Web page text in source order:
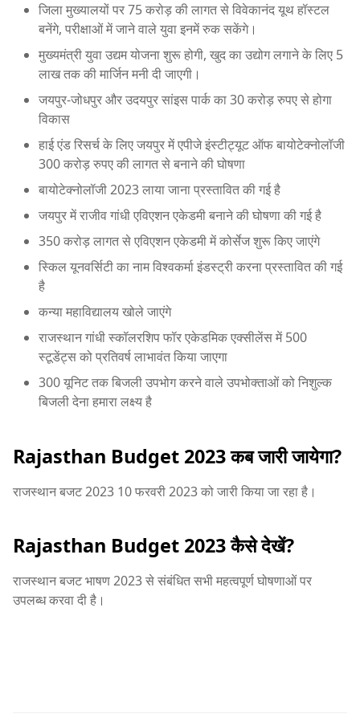
जिला मुख्यालयों पर 75 करोड़ की लागत से विवेकानंद यूथ हॉस्टल
बनेंगे, परीक्षाओं में जाने वाले युवा इनमें रुक सकेंगे।
मुख्यमंत्री युवा उद्यम योजना शुरू होगी, खुद का उद्योग लगाने के लिए 5
लाख तक की मार्जिन मनी दी जाएगी।
जयपुर-जोधपुर और उदयपुर सांइस पार्क का 30 करोड़ रुपए से होगा
विकास
हाई एंड रिसर्च के लिए जयपुर में एपीजे इंस्टीट्यूट ऑफ बायोटेक्नोलॉजी
300 करोड़ रुपए की लागत से बनाने की घोषणा
बायोटेक्नोलॉजी 2023 लाया जाना प्रस्तावित की गई है
जयपुर में राजीव गांधी एविएशन एकेडमी बनाने की घोषणा की गई है
350 करोड़ लागत से एविएशन एकेडमी में कोर्सेज शुरू किए जाएंगे
स्किल यूनवर्सिटी का नाम विश्वकर्मा इंडस्ट्री करना प्रस्तावित की गई
है
कन्या महाविद्यालय खोले जाएंगे
राजस्थान गांधी स्कॉलरशिप फॉर एकेडमिक एक्सीलेंस में 500
स्टूडेंट्स को प्रतिवर्ष लाभावंत किया जाएगा
300 यूनिट तक बिजली उपभोग करने वाले उपभोक्ताओं को निशुल्क
बिजली देना हमारा लक्ष्य है
Rajasthan Budget 2023 कब जारी जायेगा?
राजस्थान बजट 2023 10 फरवरी 2023 को जारी किया जा रहा है।
Rajasthan Budget 2023 कैसे देखें?
राजस्थान बजट भाषण 2023 से संबंधित सभी महत्वपूर्ण घोषणाओं पर
उपलब्ध करवा दी है।